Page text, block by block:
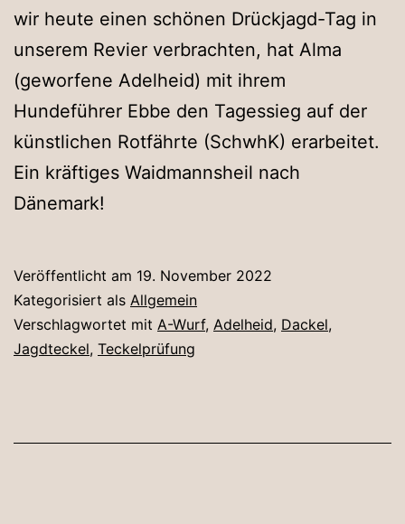
wir heute einen schönen Drückjagd-Tag in
unserem Revier verbrachten, hat Alma
(geworfene Adelheid) mit ihrem
Hundeführer Ebbe den Tagessieg auf der
künstlichen Rotfährte (SchwhK) erarbeitet.
Ein kräftiges Waidmannsheil nach
Dänemark!
Veröffentlicht am 19. November 2022
Kategorisiert als Allgemein
Verschlagwortet mit A-Wurf, Adelheid, Dackel,
Jagdteckel, Teckelprüfung